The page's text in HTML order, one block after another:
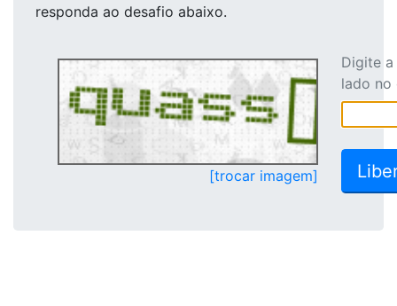
responda ao desafio abaixo.
[trocar imagem]
Digite
lado no